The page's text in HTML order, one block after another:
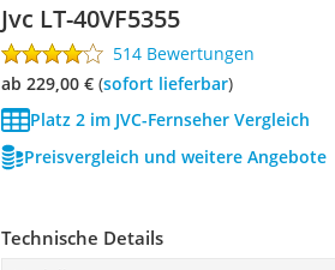
Jvc LT-40VF5355
514 Bewertungen
ab 229,00 €( Sofort lieferbar)
Platz 2 im JVC-Fernseher Vergleich
Preisvergleich und weitere Angebote
Technische Details